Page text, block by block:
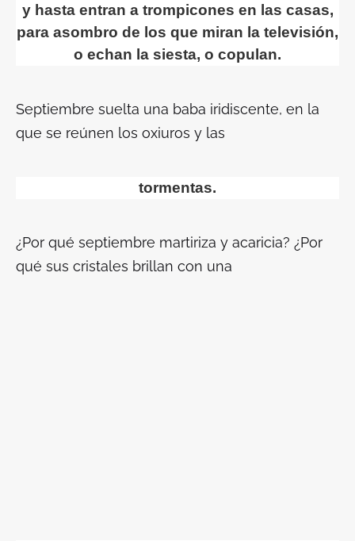
y hasta entran a trompicones en las casas,
para asombro de los que miran la televisión,
o echan la siesta, o copulan.
Septiembre suelta una baba iridiscente, en la
que se reúnen los oxiuros y las
tormentas.
¿Por qué septiembre martiriza y acaricia? ¿Por
qué sus cristales brillan con una